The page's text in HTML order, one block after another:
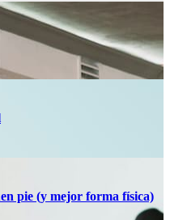
pie (y mejor forma física)